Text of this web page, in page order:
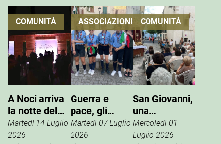
COMUNITÀ
A Noci arriva
la notte del
vino che si
vive
Martedì 14 Luglio
2026
ASSOCIAZIONI
Guerra e
pace, gli
Scout
incontrano
Martedì 07 Luglio
2026
COMUNITÀ
San Giovanni,
una
tradizione che
si rinnova
Mercoledì 01
Luglio 2026